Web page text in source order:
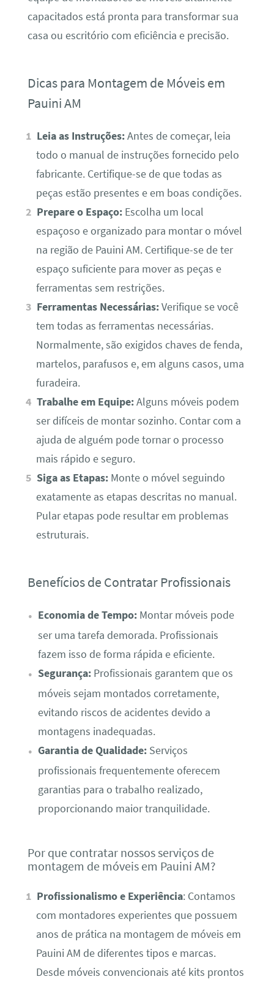
capacitados está pronta para transformar sua
casa ou escritório com eficiência e precisão.
Dicas para Montagem de Móveis em
Pauini AM
Leia as Instruções:Antes de começar, leia
todo o manual de instruções fornecido pelo
fabricante. Certifique-se de que todas as
peças estão presentes e em boas condições.
Prepare o Espaço: Escolha um local
espaçoso e organizado para montar o móvel
na região de Pauini AM. Certifique-se de ter
espaço suficiente para mover as peças e
ferramentas sem restrições.
Ferramentas Necessárias:Verifique se você
tem todas as ferramentas necessárias.
Normalmente, são exigidos chaves de fenda,
martelos, parafusos e, em alguns casos, uma
furadeira.
Trabalhe em Equipe:Alguns móveis podem
ser difíceis de montar sozinho. Contar com a
ajuda de alguém pode tornar o processo
mais rápido e seguro.
Siga as Etapas: Monte o móvel seguindo
exatamente as etapas descritas no manual.
Pular etapas pode resultar em problemas
estruturais.
Benefícios de Contratar Profissionais
Economia de Tempo:Montar móveis pode
ser uma tarefa demorada. Profissionais
fazem isso de forma rápida e eficiente.
Segurança:Profissionais garantem que os
móveis sejam montados corretamente,
evitando riscos de acidentes devido a
montagens inadequadas.
Garantia de Qualidade:Serviços
profissionais frequentemente oferecem
garantias para o trabalho realizado,
proporcionando maior tranquilidade.
Por que contratar nossos serviços de
montagem de móveis em Pauini AM?
Profissionalismo e Experiência: Contamos
com montadores experientes que possuem
anos de prática na montagem de móveis em
Pauini AM de diferentes tipos e marcas.
Desde móveis convencionais até kits prontos